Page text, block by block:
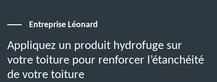
Entreprise Léonard
Appliquez un produit hydrofuge sur
votre toiture pour renforcer l’étanchéité
de votre toiture